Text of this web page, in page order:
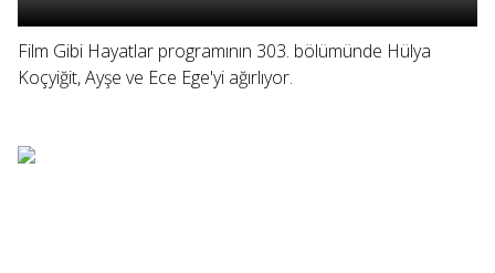
Film Gibi Hayatlar programının 303. bölümünde Hülya
Koçyiğit, Ayşe ve Ece Ege'yi ağırlıyor.